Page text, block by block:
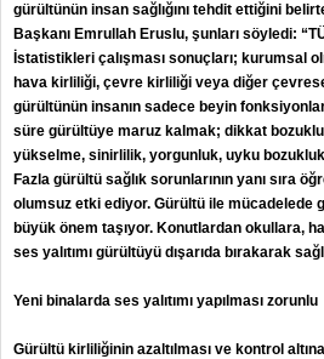
gürültünün insan sağlığını tehdit ettiğini
Başkanı Emrullah Eruslu, şunları söyledi:
İstatistikleri çalışması sonuçları; kurumsal
hava kirliliği, çevre kirliliği veya diğer
gürültünün insanın sadece beyin
süre gürültüye maruz kalmak; dikkat
yükselme, sinirlilik, yorgunluk, uyku
Fazla gürültü sağlık sorunlarının yanı sıra
olumsuz etki ediyor. Gürültü ile mücadelede
büyük önem taşıyor. Konutlardan okullara,
ses yalıtımı gürültüyü dışarıda bırakarak
Yeni binalarda ses yalıtımı yapılması zorunlu
Gürültü kirliliğinin azaltılması ve kontrol